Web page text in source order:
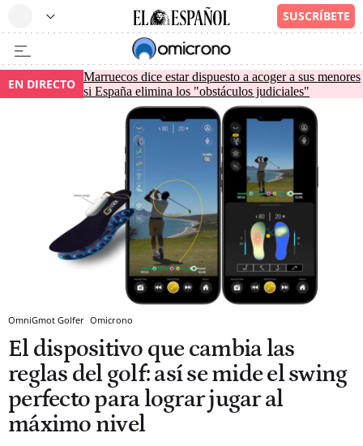
EN DIRECTO Marruecos dice estar dispuesto a acoger a sus menores
si España elimina los "obstáculos judiciales"
OmniGmot Golfer Omicrono
El dispositivo que cambia las
reglas del golf: así se mide el swing
perfecto para lograr jugar al
máximo nivel